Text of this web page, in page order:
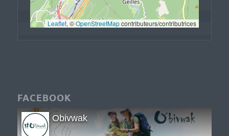
Leaflet, © OpenStreetMap contributeurs/contributrices
FACEBOOK
Obivwak